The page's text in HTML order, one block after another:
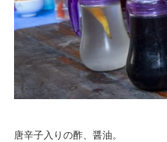
唐辛子入りの酢、醤油。